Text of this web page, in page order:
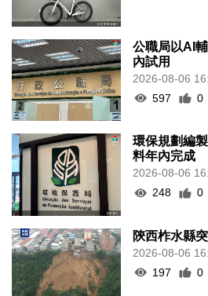
公職局以AI
內試用
2026-08-06
597
0
環保規劃編
料年內完成
2026-08-06
248
0
陝西柞水縣
2026-08-06
197
0